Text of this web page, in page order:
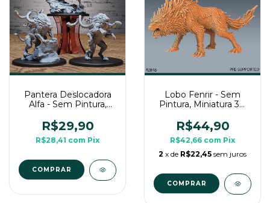
Pantera Deslocadora
Alfa - Sem Pintura,
Para Rpg de Mesa
R$29,90
R$28,41 com Pix
COMPRAR
Lobo Fenrir - Sem
Pintura, Miniatura 3D
Mesa
R$44,90
R$42,66 com Pix
2 x de R$22,45 sem juros
COMPRAR